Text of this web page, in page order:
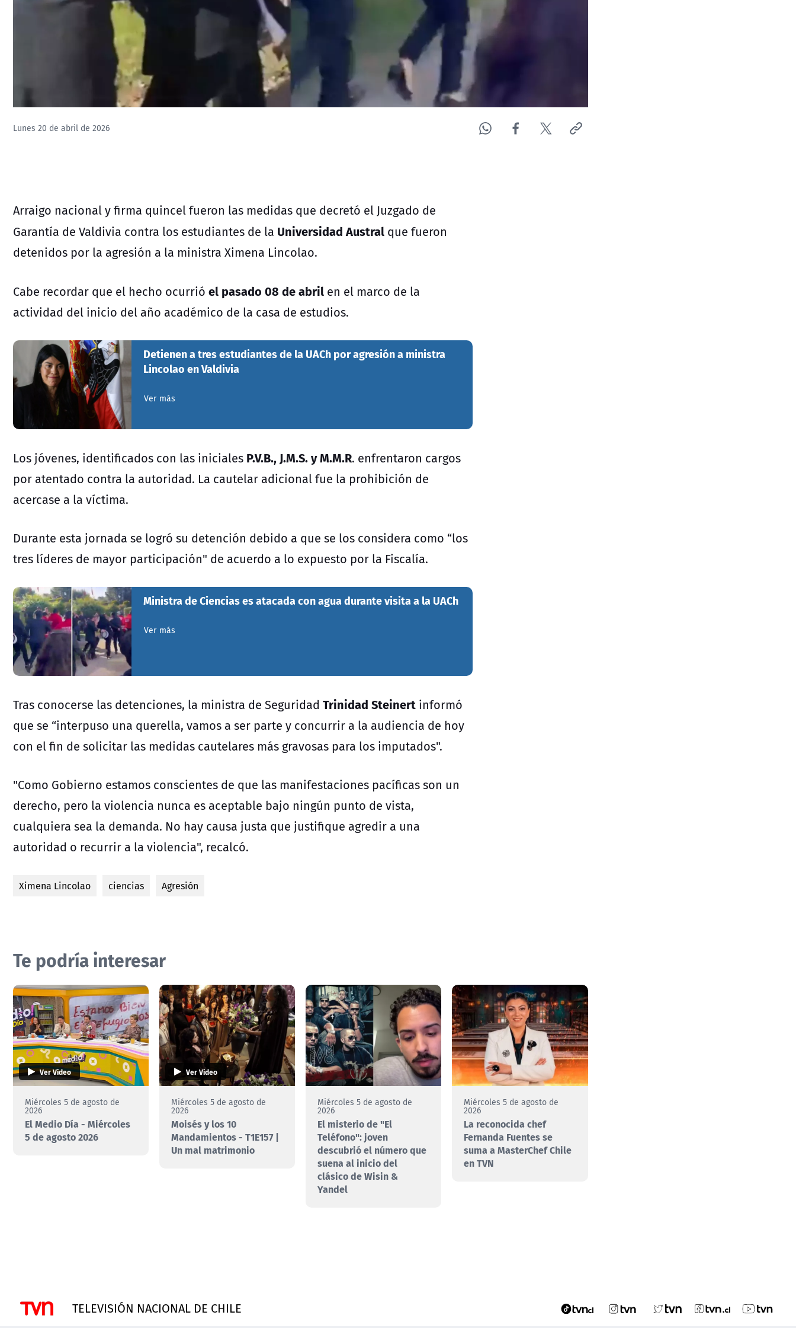
Lunes 20 de abril de 2026
Arraigo nacional y firma quincel fueron las medidas que decretó el Juzgado de
Garantía de Valdivia contra los estudiantes de la Universidad Austral que fueron
detenidos por la agresión a la ministra Ximena Lincolao.
Cabe recordar que el hecho ocurrió el pasado 08 de abril en el marco de la
actividad del inicio del año académico de la casa de estudios.
Detienen a tres estudiantes de la UACh por agresión a ministra
Lincolao en Valdivia
Ver más
Los jóvenes, identificados con las iniciales P.V.B., J.M.S. y M.M.R. enfrentaron cargos
por atentado contra la autoridad. La cautelar adicional fue la prohibición de
acercase a la víctima.
Durante esta jornada se logró su detención debido a que se los considera como “los
tres líderes de mayor participación" de acuerdo a lo expuesto por la Fiscalía.
Ministra de Ciencias es atacada con agua durante visita a la UACh
Ver más
Tras conocerse las detenciones, la ministra de Seguridad Trinidad Steinert informó
que se “interpuso una querella, vamos a ser parte y concurrir a la audiencia de hoy
con el fin de solicitar las medidas cautelares más gravosas para los imputados".
"Como Gobierno estamos conscientes de que las manifestaciones pacíficas son un
derecho, pero la violencia nunca es aceptable bajo ningún punto de vista,
cualquiera sea la demanda. No hay causa justa que justifique agredir a una
autoridad o recurrir a la violencia", recalcó.
Ximena Lincolao ciencias Agresión
Te podría interesar
Ver Video
Miércoles 5 de agosto de
2026
El Medio Día - Miércoles
5 de agosto 2026
Ver Video
Miércoles 5 de agosto de
2026
Moisés y los 10
Mandamientos - T1E157 |
Un mal matrimonio
Miércoles 5 de agosto de
2026
El misterio de "El
Teléfono": joven
descubrió el número que
suena al inicio del
clásico de Wisin &
Yandel
Miércoles 5 de agosto de
2026
La reconocida chef
Fernanda Fuentes se
suma a MasterChef Chile
en TVN
TELEVISIÓN NACIONAL DE CHILE